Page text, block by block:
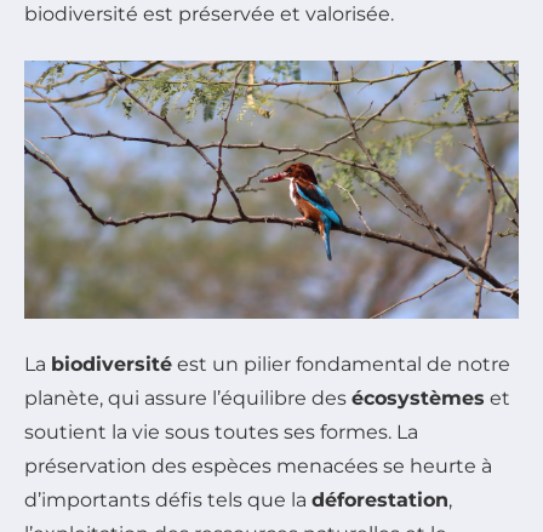
biodiversité est préservée et valorisée.
La biodiversité est un pilier fondamental de notre
planète, qui assure l’équilibre des écosystèmes et
soutient la vie sous toutes ses formes. La
préservation des espèces menacées se heurte à
d’importants défis tels que la déforestation,